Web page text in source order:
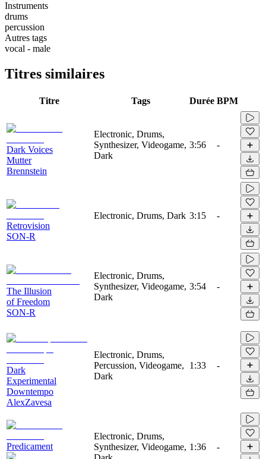
Instruments
drums
percussion
Autres tags
vocal - male
Titres similaires
Titre Tags Durée BPM
Dark Voices
Mutter
Brennstein
Electronic, Drums,
Synthesizer, Videogame,
Dark
3:56 -
Retrovision
SON-R
Electronic, Drums, Dark 3:15 -
The Illusion
of Freedom
SON-R
Electronic, Drums,
Synthesizer, Videogame,
Dark
3:54 -
Dark
Experimental
Downtempo
AlexZavesa
Electronic, Drums,
Percussion, Videogame,
Dark
1:33 -
Predicament
Electronic, Drums,
Synthesizer, Videogame, 1:36 -